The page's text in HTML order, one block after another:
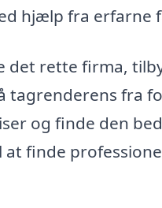
hjælp fra erfarne
det rette firma,
fra
og finde den
finde